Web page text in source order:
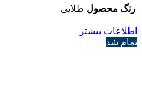
رنگ محصول طلایی
اطلاعات بیشتر
تمام شد